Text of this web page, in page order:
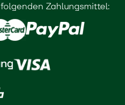
Zahlungsmittel: